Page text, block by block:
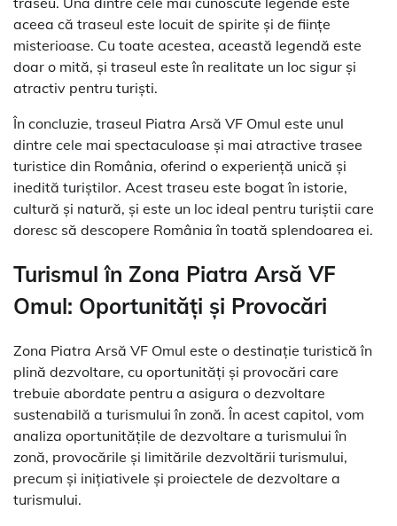
aceea că traseul este locuit de spirite și de ființe
misterioase. Cu toate acestea, această legendă este
doar o mită, și traseul este în realitate un loc sigur și
atractiv pentru turiști.
În concluzie, traseul Piatra Arsă VF Omul este unul
dintre cele mai spectaculoase și mai atractive trasee
turistice din România, oferind o experiență unică și
inedită turiștilor. Acest traseu este bogat în istorie,
cultură și natură, și este un loc ideal pentru turiștii care
doresc să descopere România în toată splendoarea ei.
Turismul în Zona Piatra Arsă VF
Omul: Oportunități și Provocări
Zona Piatra Arsă VF Omul este o destinație turistică în
plină dezvoltare, cu oportunități și provocări care
trebuie abordate pentru a asigura o dezvoltare
sustenabilă a turismului în zonă. În acest capitol, vom
analiza oportunitățile de dezvoltare a turismului în
zonă, provocările și limitările dezvoltării turismului,
precum și inițiativele și proiectele de dezvoltare a
turismului.